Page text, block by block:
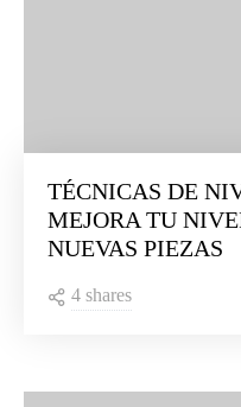
TÉCNICAS DE
MEJORA TU
NUEVAS PIEZAS
4 shares